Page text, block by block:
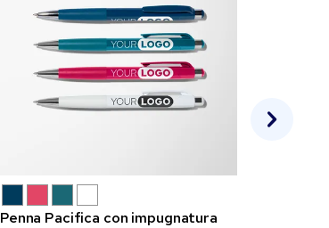
Penna Pacifica con impugnatura